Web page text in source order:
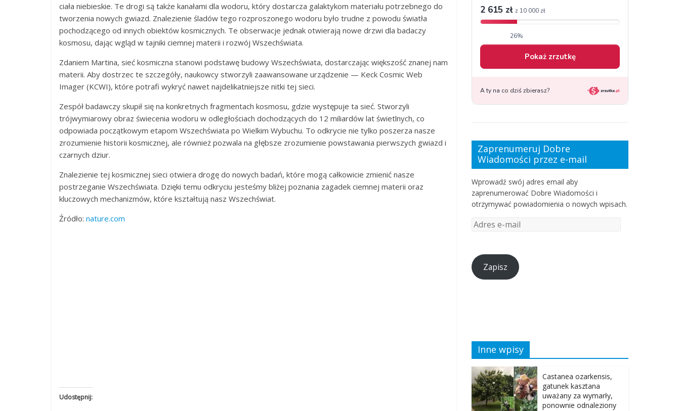
ciała niebieskie. Te drogi są także kanałami dla wodoru, który dostarcza galaktykom materiału potrzebnego do
tworzenia nowych gwiazd. Znalezienie śladów tego rozproszonego wodoru było trudne z powodu światła
pochodzącego od innych obiektów kosmicznych. Te obserwacje jednak otwierają nowe drzwi dla badaczy
kosmosu, dając wgląd w tajniki ciemnej materii i rozwój Wszechświata.
Zdaniem Martina, sieć kosmiczna stanowi podstawę budowy Wszechświata, dostarczając większość znanej nam
materii. Aby dostrzec te szczegóły, naukowcy stworzyli zaawansowane urządzenie — Keck Cosmic Web
Imager (KCWI), które potrafi wykryć nawet najdelikatniejsze nitki tej sieci.
Zespół badawczy skupił się na konkretnych fragmentach kosmosu, gdzie występuje ta sieć. Stworzyli
trójwymiarowy obraz świecenia wodoru w odległościach dochodzących do 12 miliardów lat świetlnych, co
odpowiada początkowym etapom Wszechświata po Wielkim Wybuchu. To odkrycie nie tylko poszerza nasze
zrozumienie historii kosmicznej, ale również pozwala na głębsze zrozumienie powstawania pierwszych gwiazd i
czarnych dziur.
Znalezienie tej kosmicznej sieci otwiera drogę do nowych badań, które mogą całkowicie zmienić nasze
postrzeganie Wszechświata. Dzięki temu odkryciu jesteśmy bliżej poznania zagadek ciemnej materii oraz
kluczowych mechanizmów, które kształtują nasz Wszechświat.
Źródło: nature.com
Udostępnij:
Zaprenumeruj Dobre
Wiadomości przez e-mail
Wprowadź swój adres email aby
zaprenumerować Dobre Wiadomości i
otrzymywać powiadomienia o nowych wpisach.
Zapisz
Inne wpisy
Castanea ozarkensis,
gatunek kasztana
uważany za wymarły,
ponownie odnaleziony